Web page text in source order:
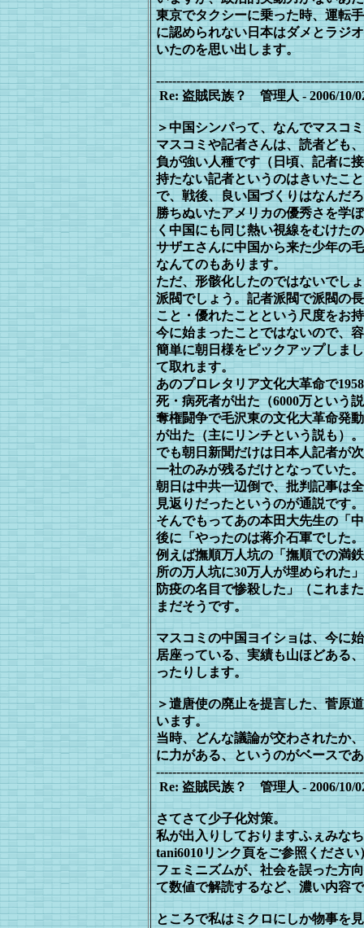
東京でタクシーに乗った時、運転
に認められない日本はダメとラジ
いたのを思い出します。
Re: 盗賊民族？ 管理人 - 2006/10/
＞中国シンパって、なんでマスコ
マスコミや記者さんは、読者ども
負が強い人種です（日頃、記者に
持たない記者というのはきいたこ
で、戦後、良い国づくりはなんだ
勝ちぬいたアメリカの優秀さを学
く中国にも同じ熱い視線をむけた
サザエさんに中国から来た少年の
なんてのもあります。
ただ、形骸化したのではないでし
派閥でしょう。記者派閥で派閥の
こと・優れたことという尺度をお
今に始まったことではないので、
簡単に朝日様をピックアップしま
て取れます。
あのプロレタリア文化大革命で
死・病死者が出た（6000万という
奪権闘争で毛沢東の文化大革命発
が出た（主にリンチという説も）。
でも朝日新聞だけは日本人記者が
一社のみが残るだけとなっていた。
朝日は中共一辺倒で、批判記事は
見返りだったというのが通説です。
そんでもってあの本田大先生の「
後に「やったのは蒋介石軍でした
例えば撫順万人坑の「撫順での満
所の万人坑に30万人が埋められた
防疫の名目で惨殺した」（これま
まだそうです。
マスコミの中国ヨイショは、今に
居座っている、実績も山ほどある
ったりします。
＞遣唐使の廃止を提言した、菅原
います。
当時、どんな議論が交わされたか
に力がある、というのがベースで
Re: 盗賊民族？ 管理人 - 2006/10/
さてさて少子化対策。
私が出入りしておりますふぇみな
tani6010リンク頁をご参照くださ
フェミニズムが、社会を誤った方
て数値で解読するなど、濃い内容
ところで私はミクロにしか物事を